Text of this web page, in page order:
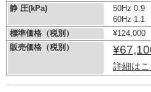
静 圧(kPa)
50Hz 0.9
60Hz 1.1
標準価格（税別）
¥124,000
販売価格（税別）
詳細は